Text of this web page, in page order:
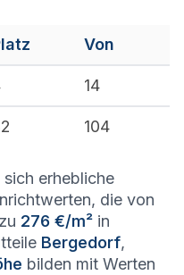
Von
14
104
erhebliche
die von
276 €/m² in
Bergedorf,
bilden mit Werten